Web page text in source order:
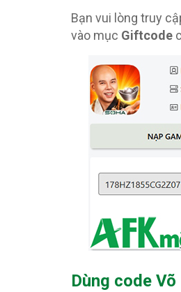
Bạn vui lòng truy
vào mục Giftcode
Dùng code